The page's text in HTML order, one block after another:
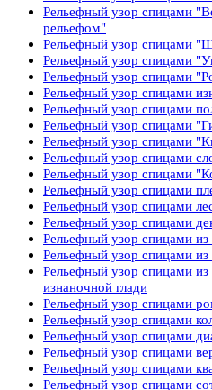
Рельефный узор спицами
рельефом"
Рельефный узор спицами
Рельефный узор спицами
Рельефный узор спицами
Рельефный узор спицами
Рельефный узор спицами
Рельефный узор спицами
Рельефный узор спицами
Рельефный узор спицами
Рельефный узор спицами
Рельефный узор спицами
Рельефный узор спицами
Рельефный узор спицами
Рельефный узор спицами из
Рельефный узор спицами
Рельефный узор спицами
изнаночной глади
Рельефный узор спицами
Рельефный узор спицами
Рельефный узор спицами
Рельефный узор спицами
Рельефный узор спицами
Рельефный узор спицами